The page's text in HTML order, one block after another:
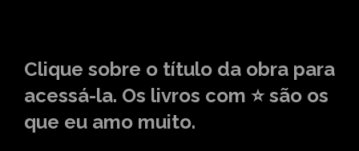
Clique sobre o título da obra para
acessá-la. Os livros com ⭐ são os
que eu amo muito.